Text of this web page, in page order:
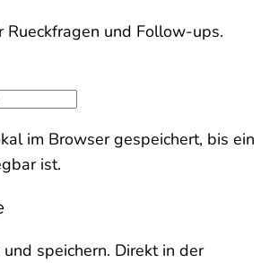
Rueckfragen und Follow-ups.
im Browser gespeichert, bis ein
ist.
speichern. Direkt in der